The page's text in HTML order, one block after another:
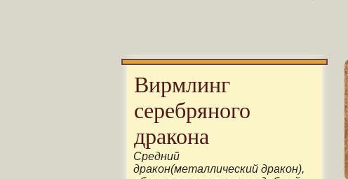
Вирмлинг
серебряного
дракона
Средний
дракон(металлический дракон),